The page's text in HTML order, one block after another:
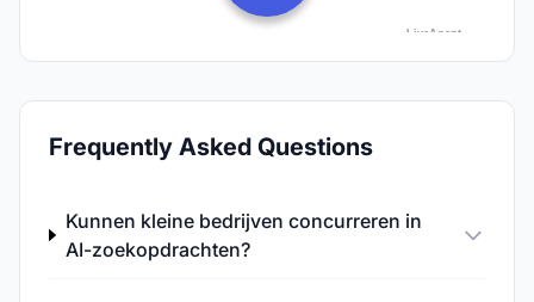
Frequently Asked Questions
Kunnen kleine bedrijven concurreren in
AI-zoekopdrachten?